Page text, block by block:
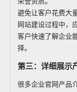
避免让客户花费大
网站建设过程中，
客户快速了解企业
择。
第三：详细展示
很多企业官网产品